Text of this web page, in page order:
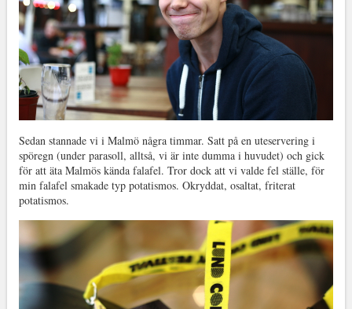
Sedan stannade vi i Malmö några timmar. Satt på en uteservering i
spöregn (under parasoll, alltså, vi är inte dumma i huvudet) och gick
för att äta Malmös kända falafel. Tror dock att vi valde fel ställe, för
min falafel smakade typ potatismos. Okryddat, osaltat, friterat
potatismos.